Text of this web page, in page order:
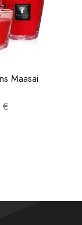
Maasai
€